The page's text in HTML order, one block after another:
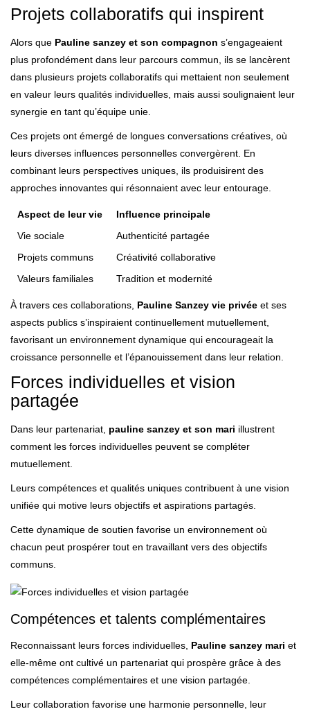
Projets collaboratifs qui inspirent
Alors que Pauline sanzey et son compagnon s’engageaient
plus profondément dans leur parcours commun, ils se lancèrent
dans plusieurs projets collaboratifs qui mettaient non seulement
en valeur leurs qualités individuelles, mais aussi soulignaient leur
synergie en tant qu’équipe unie.
Ces projets ont émergé de longues conversations créatives, où
leurs diverses influences personnelles convergèrent. En
combinant leurs perspectives uniques, ils produisirent des
approches innovantes qui résonnaient avec leur entourage.
Aspect de leur vie
Influence principale
Vie sociale
Authenticité partagée
Projets communs
Créativité collaborative
Valeurs familiales
Tradition et modernité
À travers ces collaborations, Pauline Sanzey vie privée et ses
aspects publics s’inspiraient continuellement mutuellement,
favorisant un environnement dynamique qui encourageait la
croissance personnelle et l’épanouissement dans leur relation.
Forces individuelles et vision
partagée
Dans leur partenariat, pauline sanzey et son mari illustrent
comment les forces individuelles peuvent se compléter
mutuellement.
Leurs compétences et qualités uniques contribuent à une vision
unifiée qui motive leurs objectifs et aspirations partagés.
Cette dynamique de soutien favorise un environnement où
chacun peut prospérer tout en travaillant vers des objectifs
communs.
Compétences et talents complémentaires
Reconnaissant leurs forces individuelles, Pauline sanzey mari et
elle-même ont cultivé un partenariat qui prospère grâce à des
compétences complémentaires et une vision partagée.
Leur collaboration favorise une harmonie personnelle, leur